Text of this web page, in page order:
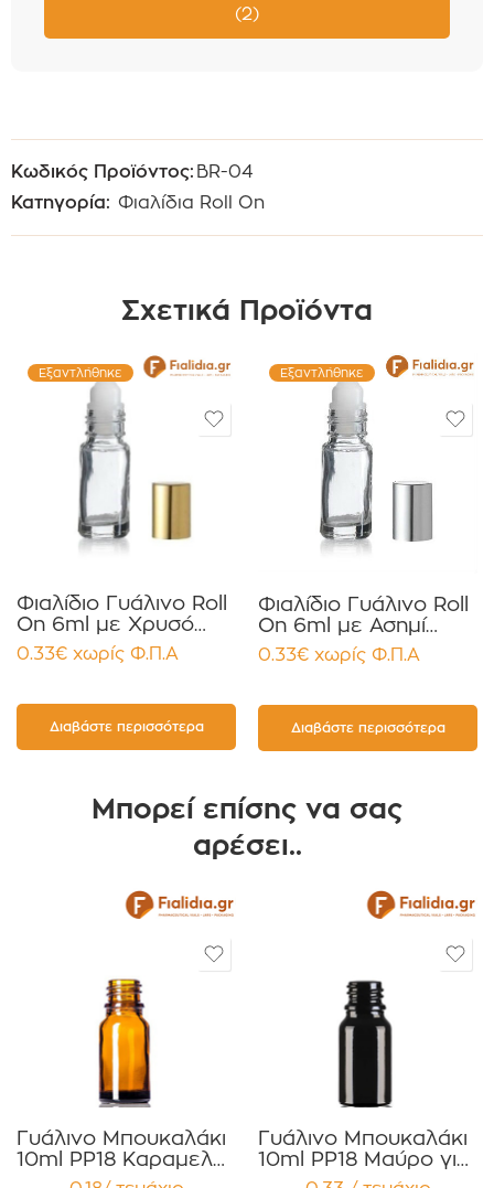
(2)
Κωδικός Προϊόντος: BR-04
Κατηγορία: Φιαλίδια Roll On
Σχετικά Προϊόντα
Εξαντλήθηκε
Φιαλίδιο Γυάλινο Roll
On 6ml με Χρυσό
Καπάκι Αλουμινίου
συσκευασία 12
0.33€ χωρίς Φ.Π.Α
Διαβάστε περισσότερα
Εξαντλήθηκε
Φιαλίδιο Γυάλινο Roll
On 6ml με Ασημί
Καπάκι Αλουμινίου
συσκευασία 12
0.33€ χωρίς Φ.Π.Α
Διαβάστε περισσότερα
Μπορεί επίσης να σας
αρέσει..
Γυάλινο Μπουκαλάκι
10ml PP18 Καραμελέ
για Αιθέρια Έλαια ,
Γυάλινο Μπουκαλάκι
10ml PP18 Μαύρο για
Αιθέρια Έλαια ,